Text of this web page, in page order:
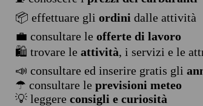
📦 effettuare gli ordini dalle attività
💼 consultare le offerte di lavoro
🛍️ trovare le attività, i servizi e le
📣 consultare ed inserire gratis gli
☂ consultare le previsioni meteo
💡 leggere consigli e curiosità